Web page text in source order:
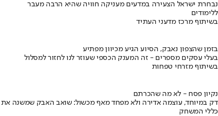
נבחרת ישראל הצעירה במדעים מעניקה חוויה שהיא הרבה מעבר
ללימודים
בשיתוף מרכז מדעני העתיד
בזמן שהצפון נאבק, הסיוע הגיע מכיוון מפתיע
בעלי עסקים מספרים - זה המענק הכספי שעוזר לנו לחזור למסלול
בשיתוף מזרחי טפחות
נקיון פסח - לא מה שהכרתם
דק במיוחד, עוצמה אדירה ולא מפחד מאף מכשול: שואב האבק שמשנה את
כללי המשחק